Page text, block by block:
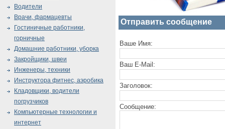
Отправить сообщение
Ваше Имя:
Ваш E-Mail:
Заголовок:
Сообщение:
Водители
Врачи, фармацевты
Гостиничные работники,
горничные
Домашние работники, уборка
Закройщики, швеи
Инженеры, техники
Инструктора фитнес, аэробика
Кладовщики, водители
погрузчиков
Компьютерные технологии и
интернет